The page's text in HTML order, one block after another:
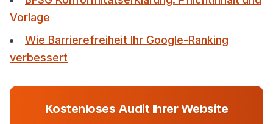
Vorlage
Wie Barrierefreiheit Ihr Google-Ranking
verbessert
Kostenloses Audit Ihrer Website